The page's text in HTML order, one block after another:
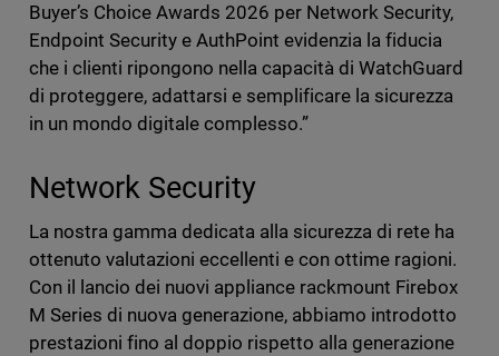
Buyer’s Choice Awards 2026 per Network Security,
Endpoint Security e AuthPoint evidenzia la fiducia
che i clienti ripongono nella capacità di WatchGuard
di proteggere, adattarsi e semplificare la sicurezza
in un mondo digitale complesso.”
Network Security
La nostra gamma dedicata alla sicurezza di rete ha
ottenuto valutazioni eccellenti e con ottime ragioni.
Con il lancio dei nuovi appliance rackmount Firebox
M Series di nuova generazione, abbiamo introdotto
prestazioni fino al doppio rispetto alla generazione